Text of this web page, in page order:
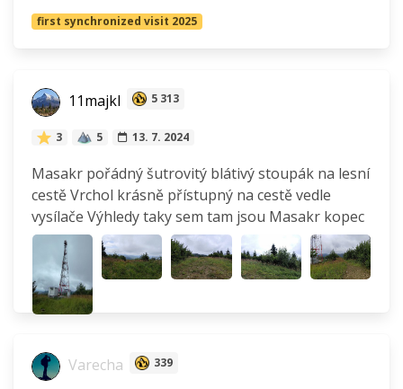
first synchronized visit 2025
11majkl 5 313
3 5 13. 7. 2024
Masakr pořádný šutrovitý blátivý stoupák na lesní
cestě Vrchol krásně přístupný na cestě vedle
vysílače Výhledy taky sem tam jsou Masakr kopec
Varecha 339